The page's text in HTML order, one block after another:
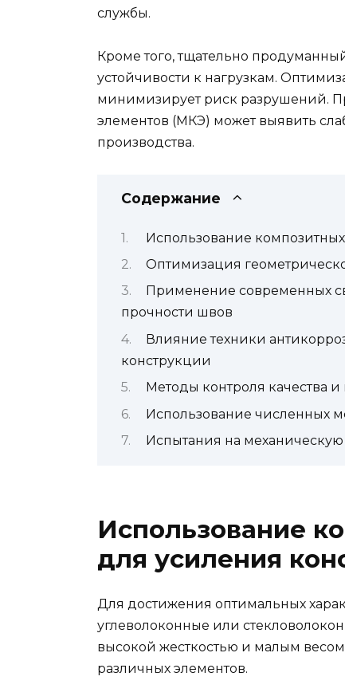
службы.
Кроме того, тщательно
устойчивости к нагрузкам.
минимизирует риск разрушений.
элементов (МКЭ) может выявить
производства.
Содержание
Использование
Оптимизация
Применение современных
прочности швов
Влияние техники
конструкции
Методы контроля качества
Использование численных
Испытания на
Использование
для усиления
Для достижения оптимальных
углеволоконные или
высокой жесткостью и малым
различных элементов.